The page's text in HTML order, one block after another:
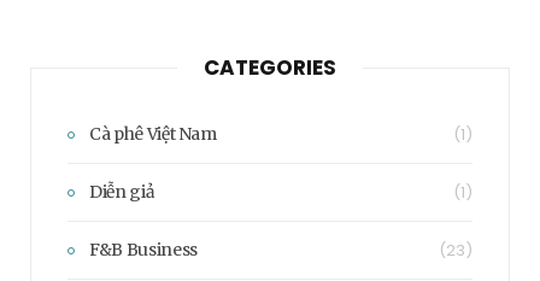
CATEGORIES
Cà phê Việt Nam (1)
Diễn giả (1)
F&B Business (23)